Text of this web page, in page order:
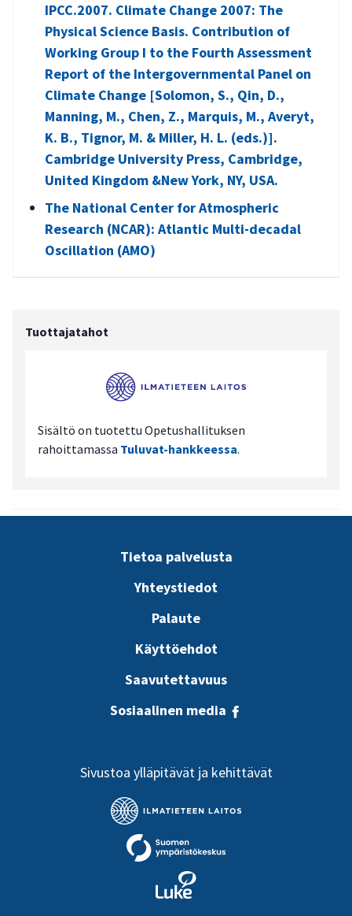
IPCC.2007. Climate Change 2007: The
Physical Science Basis. Contribution of
Working Group I to the Fourth Assessment
Report of the Intergovernmental Panel on
Climate Change [Solomon, S., Qin, D.,
Manning, M., Chen, Z., Marquis, M., Averyt,
K. B., Tignor, M. & Miller, H. L. (eds.)].
Cambridge University Press, Cambridge,
United Kingdom &New York, NY, USA.
The National Center for Atmospheric
Research (NCAR): Atlantic Multi-decadal
Oscillation (AMO)
Tuottajatahot
Sisältö on tuotettu Opetushallituksen
rahoittamassa Tuluvat-hankkeessa.
Tietoa palvelusta
Yhteystiedot
Palaute
Käyttöehdot
Saavutettavuus
Sosiaalinen media
Sivustoa ylläpitävät ja kehittävät